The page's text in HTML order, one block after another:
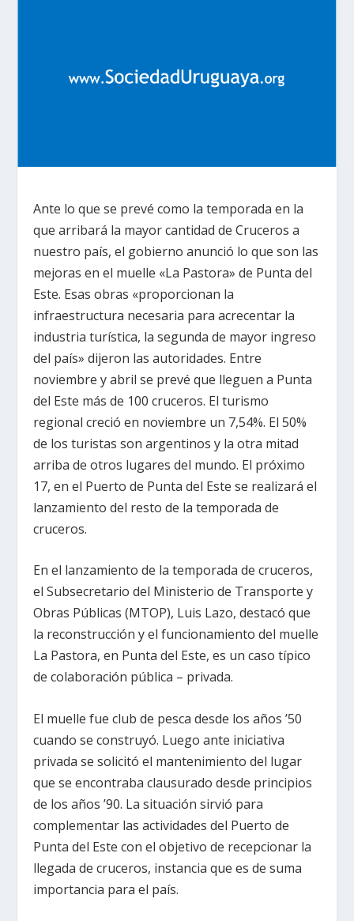
Ante lo que se prevé como la temporada en la
que arribará la mayor cantidad de Cruceros a
nuestro país, el gobierno anunció lo que son las
mejoras en el muelle «La Pastora» de Punta del
Este. Esas obras «proporcionan la
infraestructura necesaria para acrecentar la
industria turística, la segunda de mayor ingreso
del país» dijeron las autoridades. Entre
noviembre y abril se prevé que lleguen a Punta
del Este más de 100 cruceros. El turismo
regional creció en noviembre un 7,54%. El 50%
de los turistas son argentinos y la otra mitad
arriba de otros lugares del mundo. El próximo
17, en el Puerto de Punta del Este se realizará el
lanzamiento del resto de la temporada de
cruceros.
En el lanzamiento de la temporada de cruceros,
el Subsecretario del Ministerio de Transporte y
Obras Públicas (MTOP), Luis Lazo, destacó que
la reconstrucción y el funcionamiento del muelle
La Pastora, en Punta del Este, es un caso típico
de colaboración pública – privada.
El muelle fue club de pesca desde los años ’50
cuando se construyó. Luego ante iniciativa
privada se solicitó el mantenimiento del lugar
que se encontraba clausurado desde principios
de los años ’90. La situación sirvió para
complementar las actividades del Puerto de
Punta del Este con el objetivo de recepcionar la
llegada de cruceros, instancia que es de suma
importancia para el país.